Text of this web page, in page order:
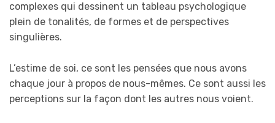
complexes qui dessinent un tableau psychologique
plein de tonalités, de formes et de perspectives
singulières.
L’estime de soi, ce sont les pensées que nous avons
chaque jour à propos de nous-mêmes. Ce sont aussi les
perceptions sur la façon dont les autres nous voient.